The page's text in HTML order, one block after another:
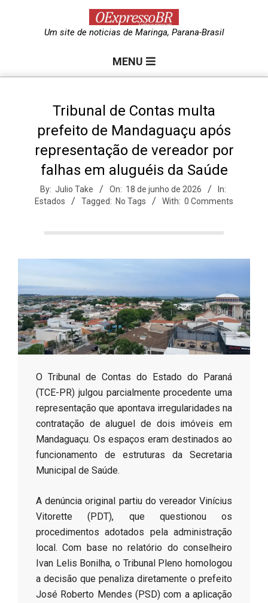
e
s
s
o
B
Um site de noticias de Maringa, Parana-Brasil
MENU
Tribunal de Contas multa
prefeito de Mandaguaçu após
representação de vereador por
falhas em aluguéis da Saúde
By: Julio Take On: 18 de junho de 2026
In:
Estados
Tagged: No Tags With: 0 Comments
​O Tribunal de Contas do Estado do Paraná
(TCE-PR) julgou parcialmente procedente uma
representação que apontava irregularidades na
contratação de aluguel de dois imóveis em
Mandaguaçu. Os espaços eram destinados ao
funcionamento de estruturas da Secretaria
Municipal de Saúde.
​A denúncia original partiu do vereador Vinícius
Vitorette (PDT), que questionou os
procedimentos adotados pela administração
local. Com base no relatório do conselheiro
Ivan Lelis Bonilha, o Tribunal Pleno homologou
a decisão que penaliza diretamente o prefeito
José Roberto Mendes (PSD) com a aplicação